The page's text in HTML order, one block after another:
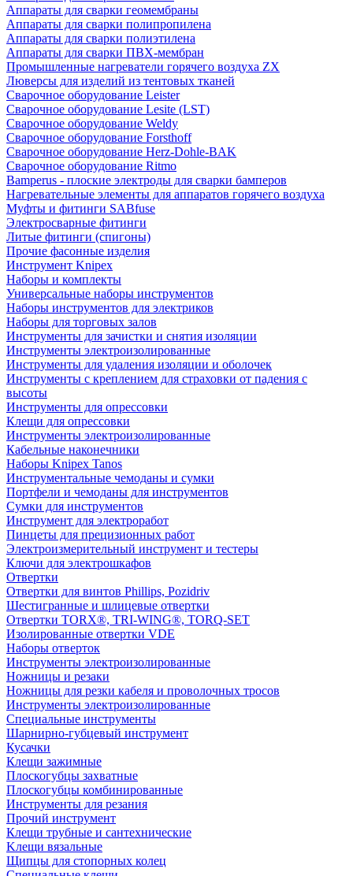
Аппараты для сварки геомембраны
Аппараты для сварки полипропилена
Аппараты для сварки полиэтилена
Аппараты для сварки ПВХ-мембран
Промышленные нагреватели горячего воздуха ZX
Люверсы для изделий из тентовых тканей
Сварочное оборудование Leister
Сварочное оборудование Lesite (LST)
Сварочное оборудование Weldy
Сварочное оборудование Forsthoff
Сварочное оборудование Herz-Dohle-BAK
Сварочное оборудование Ritmo
Bamperus - плоские электроды для сварки бамперов
Нагревательные элементы для аппаратов горячего воздуха
Муфты и фитинги SABfuse
Электросварные фитинги
Литые фитинги (спигоны)
Прочие фасонные изделия
Инструмент Knipex
Наборы и комплекты
Универсальные наборы инструментов
Наборы инструментов для электриков
Наборы для торговых залов
Инструменты для зачистки и снятия изоляции
Инструменты электроизолированные
Инструменты для удаления изоляции и оболочек
Инструменты с креплением для страховки от падения с
высоты
Инструменты для опрессовки
Клещи для опрессовки
Инструменты электроизолированные
Кабельные наконечники
Наборы Knipex Tanos
Инструментальные чемоданы и сумки
Портфели и чемоданы для инструментов
Сумки для инструментов
Инструмент для электроработ
Пинцеты для прецизионных работ
Электроизмерительный инструмент и тестеры
Ключи для электрошкафов
Отвертки
Отвертки для винтов Phillips, Pozidriv
Шестигранные и шлицевые отвертки
Отвертки TORX®, TRI-WING®, TORQ-SET
Изолированные отвертки VDE
Наборы отверток
Инструменты электроизолированные
Ножницы и резаки
Ножницы для резки кабеля и проволочных тросов
Инструменты электроизолированные
Специальные инструменты
Шарнирно-губцевый инструмент
Кусачки
Клещи зажимные
Плоскогубцы захватные
Плоскогубцы комбинированные
Инструменты для резания
Прочий инструмент
Клещи трубные и сантехнические
Kлещи вязальные
Щипцы для стопорных колец